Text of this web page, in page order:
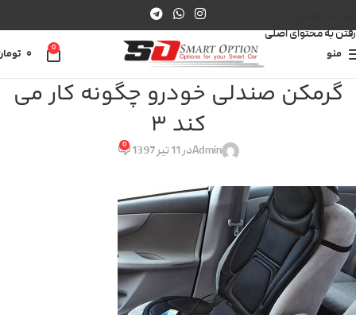
رفتن به محتوای اصلی
منو
0
گرمکن صندلی خودرو چگونه کار می
کند 3
Adminدر 11 تیر 1397 0